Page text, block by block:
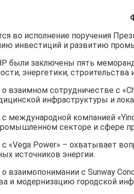
во исполнение поручения
инвестиций и развитию
были заключены пять
энергетики, строительства
взаимном сотрудничестве с
инфраструктуры и
международной компанией
секторе и сфере
«Vega Power» – охватывает
источников энергии.
взаимопонимании с Sunway
и модернизацию городской